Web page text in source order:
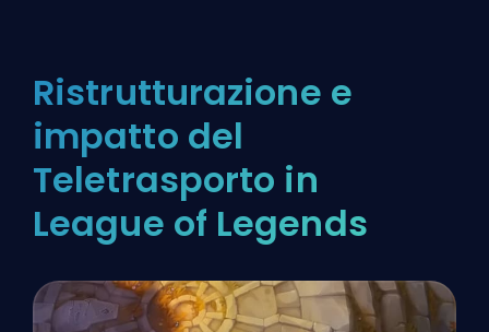
Ristrutturazione e
impatto del
Teletrasporto in
League of Legends